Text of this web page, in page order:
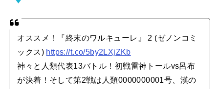
オススメ！『終末のワルキューレ』 2 (ゼノンコミ
ックス) https://t.co/5by2LXjZKb
神々と人類代表13バトル！初戦雷神トールvs呂布
が決着！そして第2戦は人類0000000001号、漢の